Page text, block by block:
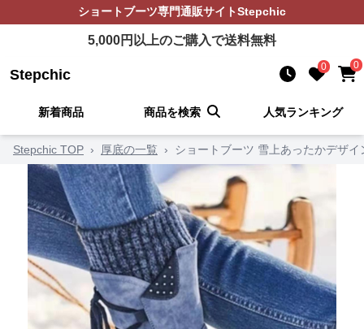
ショートブーツ専門通販サイトStepchic
5,000円以上のご購入で送料無料
Stepchic 0 0
新着商品 商品を検索 人気ランキング
Stepchic TOP › 厚底の一覧 › ショートブーツ 雪上あったかデザイ